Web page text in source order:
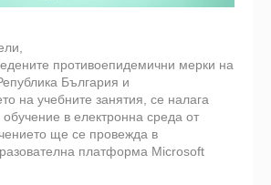
противоепидемични мерки на
България и
на учебните занятия, се налага
в електронна среда от
ще се провежда в
платформа Microsoft